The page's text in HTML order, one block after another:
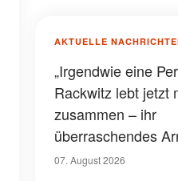
AKTUELLE
„Irgendwie eine
Rackwitz lebt jetzt
zusammen – ihr
überraschendes
07. August 2026